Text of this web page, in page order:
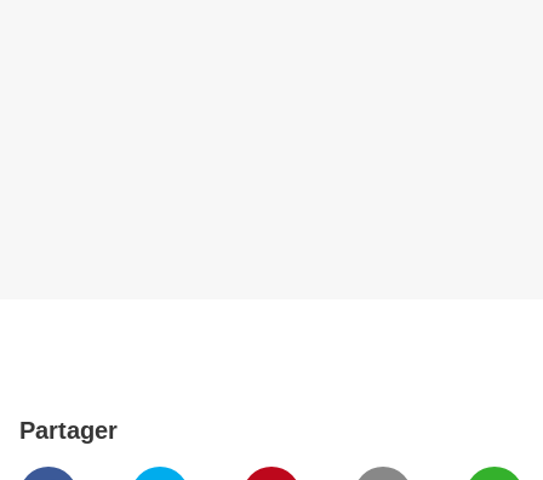
Partager